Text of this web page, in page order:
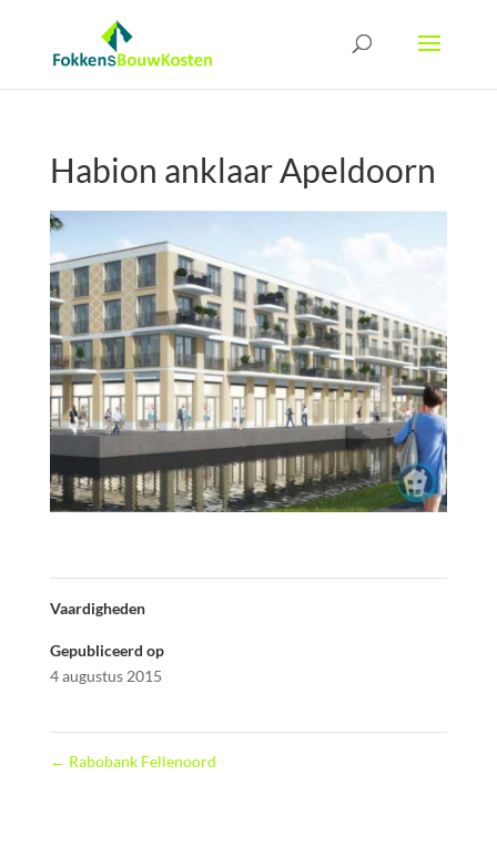
Habion anklaar Apeldoorn
Vaardigheden
Gepubliceerd op
4 augustus 2015
← Rabobank Fellenoord